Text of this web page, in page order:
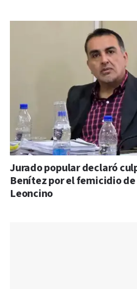
Jurado popular declaró
Benítez por el femicidio
Leoncino